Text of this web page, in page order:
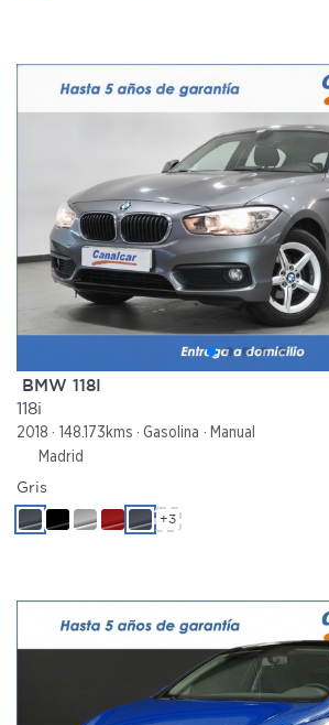
BMW 118I
118i
2018 148.173kms Gasolina
Manual
Madrid
Gris
+3